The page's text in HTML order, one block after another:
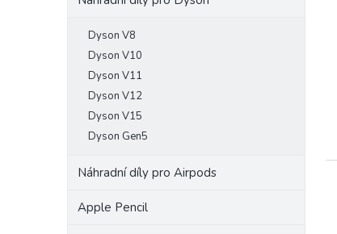
Dyson V8
Dyson V10
Dyson V11
Dyson V12
Dyson V15
Dyson Gen5
Náhradní díly pro Airpods
Apple Pencil